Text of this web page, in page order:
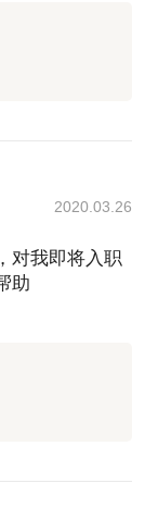
2020.03.26
对我即将入职
助